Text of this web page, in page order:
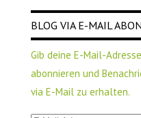
BLOG VIA E-MAIL
Gib deine E-Mail-
abonnieren und
via E-Mail zu erhalten.